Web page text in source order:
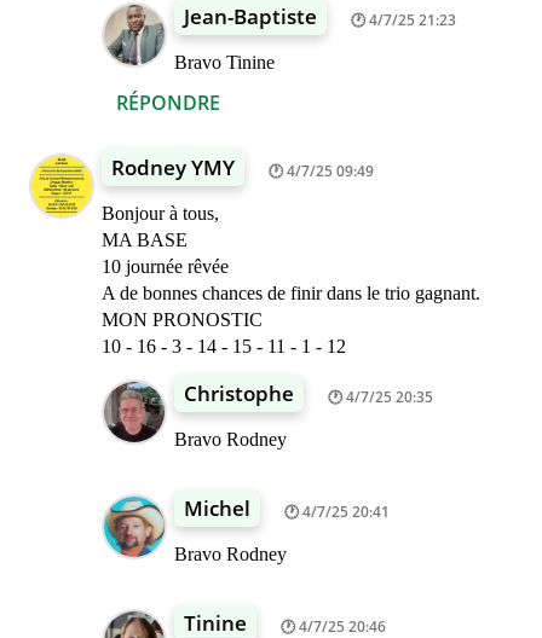
RÉPONDRE
Jean-Baptiste 4/7/25 21:23
Bravo Tinine
Rodney YMY 4/7/25 09:49
Bonjour à tous,
MA BASE
10 journée rêvée
A de bonnes chances de finir dans le trio gagnant.
MON PRONOSTIC
10 - 16 - 3 - 14 - 15 - 11 - 1 - 12
Christophe 4/7/25 20:35
Bravo Rodney
Michel 4/7/25 20:41
Bravo Rodney
Tinine 4/7/25 20:46